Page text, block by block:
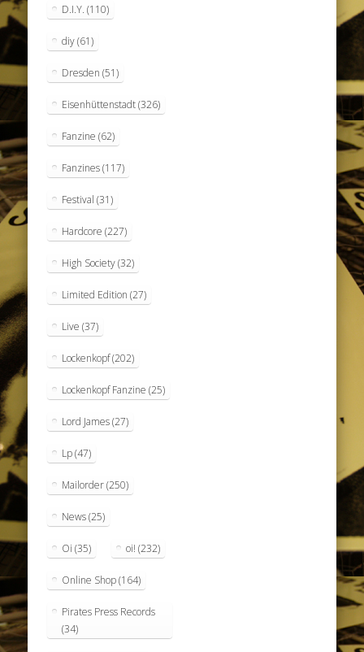
D.I.Y. (110)
diy(61)
Dresden (51)
Eisenhüttenstadt(326)
Fanzine (62)
Fanzines(117)
Festival (31)
Hardcore (227)
High Society(32)
Limited Edition (27)
Live (37)
Lockenkopf(202)
Lockenkopf Fanzine (25)
Lord James(27)
Lp(47)
Mailorder(250)
News(25)
Oi (35) oi! (232)
Online Shop(164)
Pirates Press Records
(34)